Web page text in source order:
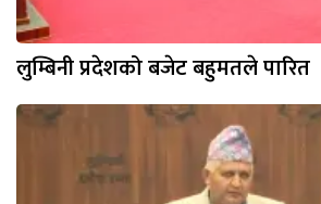
लुम्बिनी प्रदेशको बजेट बहुमतले पारित